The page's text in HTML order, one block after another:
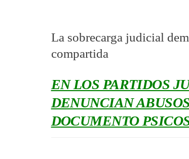
La sobrecarga judicial
compartida
EN LOS PARTIDOS
DENUNCIAN
DOCUMENTO